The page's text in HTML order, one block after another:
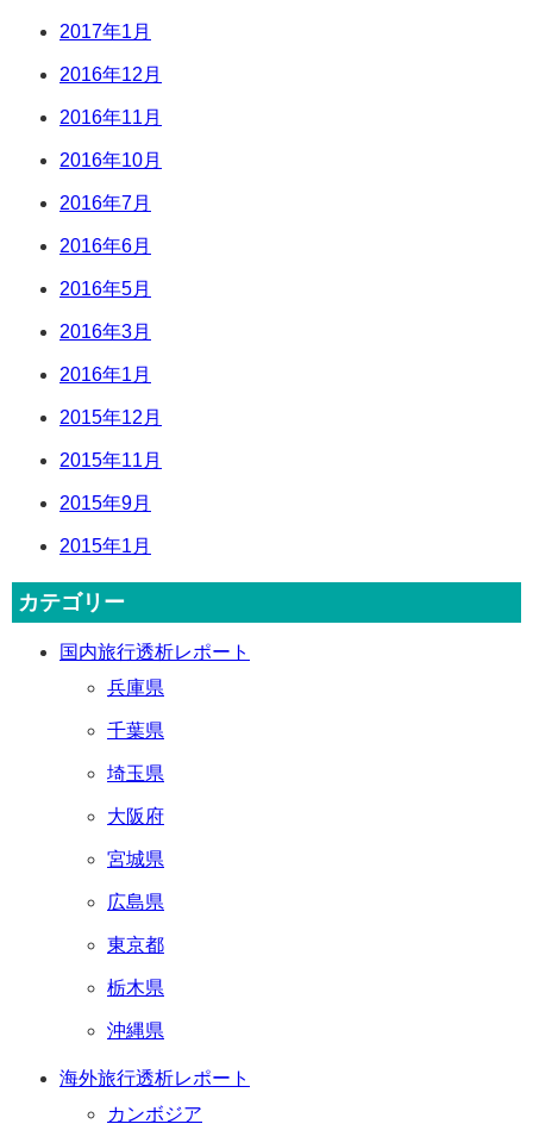
2017年1月
2016年12月
2016年11月
2016年10月
2016年7月
2016年6月
2016年5月
2016年3月
2016年1月
2015年12月
2015年11月
2015年9月
2015年1月
カテゴリー
国内旅行透析レポート
兵庫県
千葉県
埼玉県
大阪府
宮城県
広島県
東京都
栃木県
沖縄県
海外旅行透析レポート
カンボジア